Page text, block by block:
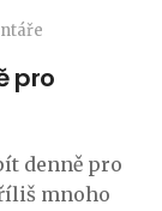
pro
denně pro
mnoho